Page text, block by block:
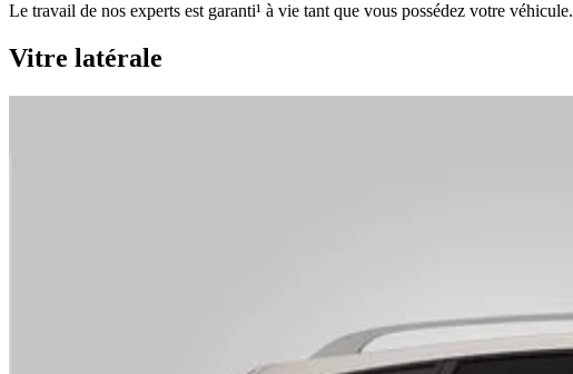
Le travail de nos experts est garanti¹ à vie tant que vous possédez votre véhicule.
Vitre latérale